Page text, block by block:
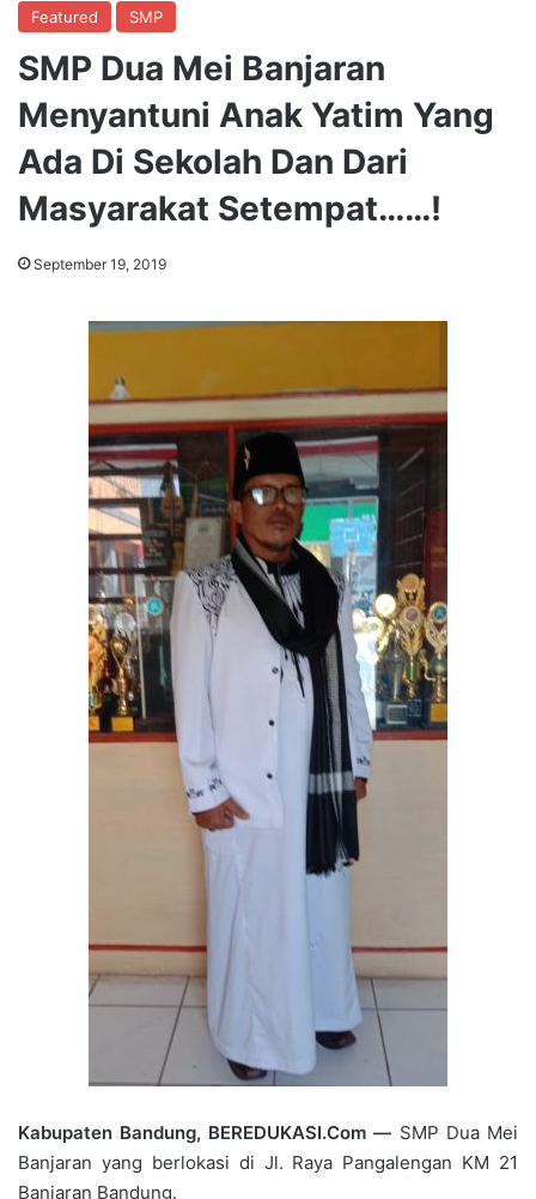
Featured SMP
SMP Dua Mei Banjaran
Menyantuni Anak Yatim Yang
Ada Di Sekolah Dan Dari
Masyarakat Setempat……!
September 19, 2019
Kabupaten Bandung, BEREDUKASI.Com — SMP Dua Mei
Banjaran yang berlokasi di Jl. Raya Pangalengan KM 21
Banjaran Bandung.